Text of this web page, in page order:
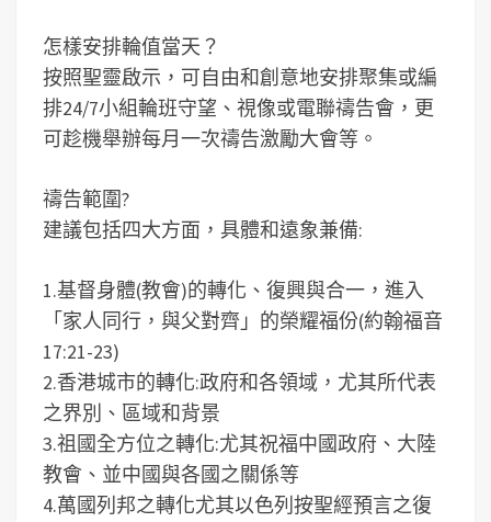
怎樣安排輪值當天？
按照聖靈啟示，可自由和創意地安排聚集或編
排24/7小組輪班守望、視像或電聯禱告會，更
可趁機舉辦每月一次禱告激勵大會等。
禱告範圍?
建議包括四大方面，具體和遠象兼備:
1.基督身體(教會)的轉化、復興與合一，進入
「家人同行，與父對齊」的榮耀福份(約翰福音
17:21-23)
2.香港城市的轉化:政府和各領域，尤其所代表
之界別、區域和背景
3.祖國全方位之轉化:尤其祝福中國政府、大陸
教會、並中國與各國之關係等
4.萬國列邦之轉化尤其以色列按聖經預言之復